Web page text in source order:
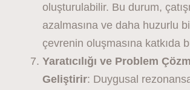
oluşturulabilir. Bu durum,
azalmasına ve daha huzurlu
çevrenin oluşmasına katkıda
Yaratıcılığı ve Problem
Geliştirir: Duygusal